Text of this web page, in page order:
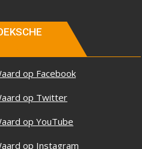
op Facebook
op Twitter
op YouTube
op Instagram